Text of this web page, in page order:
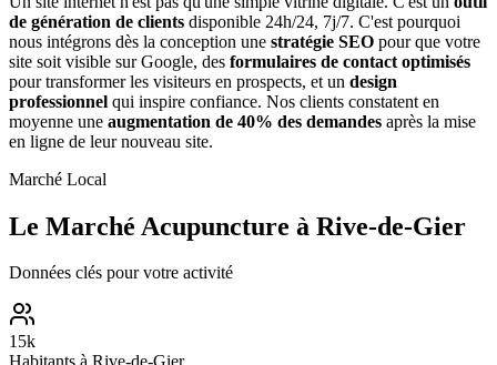
de génération de clients disponible 24h/24, 7j/7. C'est pourquoi
nous intégrons dès la conception une stratégie SEO pour que votre
site soit visible sur Google, des formulaires de contact optimisés
pour transformer les visiteurs en prospects, et un design
professionnel qui inspire confiance. Nos clients constatent en
moyenne une augmentation de 40% des demandes après la mise
en ligne de leur nouveau site.
Marché Local
Le Marché Acupuncture à Rive-de-Gier
Données clés pour votre activité
15k